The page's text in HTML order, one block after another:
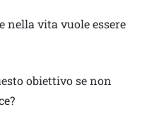
nella vita vuole essere
obiettivo se non